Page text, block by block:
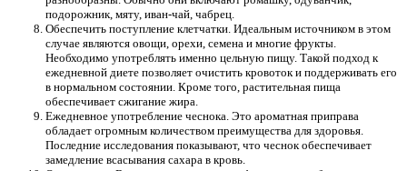
подорожник, мяту, иван-чай, чабрец.
Обеспечить поступление клетчатки. Идеальным источником в этом
случае являются овощи, орехи, семена и многие фрукты.
Необходимо употреблять именно цельную пищу. Такой подход к
ежедневной диете позволяет очистить кровоток и поддерживать его
в нормальном состоянии. Кроме того, растительная пища
обеспечивает сжигание жира.
Ежедневное употребление чеснока. Это ароматная приправа
обладает огромным количеством преимущества для здоровья.
Последние исследования показывают, что чеснок обеспечивает
замедление всасывания сахара в кровь.